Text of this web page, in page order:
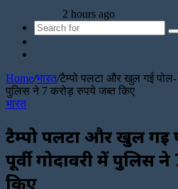
2 hours ago
Home/भारत/टैम्पो पलटा और खुल गई पोल-
पुलिस ने 7 करोड़ रुपये जब्त किए
भारत
टैम्पो पलटा और खुल गई
पूर्वी गोदावरी में पुलिस
किए